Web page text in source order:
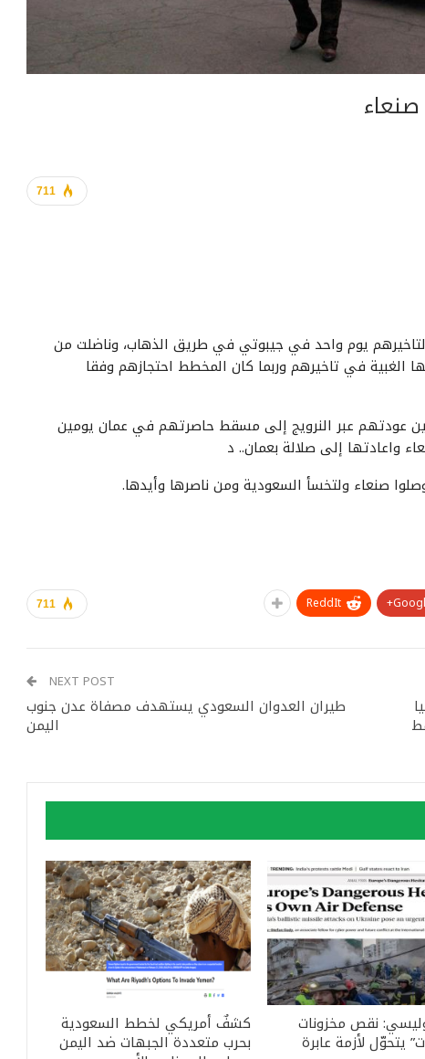
711
دول افريقية لتاخيرهم يوم واحد في جيبوتي في طريق الذهاب، وناضلت من
الغبية في تاخيرهم وربما كان المخطط احتجازهم وفقا
عودتهم عبر النرويج إلى مسقط حاصرتهم في عمان يومين
واعادتها إلى صلالة بعمان.. د
صنعاء ولتخسأ السعودية ومن ناصرها وأيدها.
711 ReddIt
NEXT POST
طيران العدوان السعودي يستهدف مصفاة عدن جنوب
اليمن
نقص مخزونات
يتحوّل لأزمة عابرة
كشفٌ أمريكي لخطط السعودية
بحرب متعددة الجبهات ضد اليمن